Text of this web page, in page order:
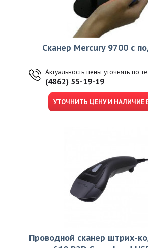
Сканер Mercury 9700 с
Актуальность цены уточнять по
(4862) 55-19-19
УТОЧНИТЬ ЦЕНУ И НАЛИЧИЕ
Проводной сканер штрих-